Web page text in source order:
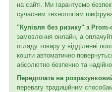
на сайті. Ми гарантуємо
сучасним технологіям
"Купівля без ризику" з Prom-
замовлення онлайн, а
огляду товару у відділенні
кошти автоматично
абсолютно безпечно та
Передплата на
перевагу традиційним